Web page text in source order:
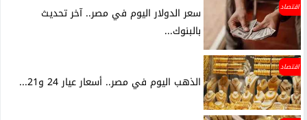
اقتصاد
سعر الدولار اليوم في مصر.. آخر تحديث
بالبنوك...
اقتصاد
الذهب اليوم في مصر.. أسعار عيار 24 و21...